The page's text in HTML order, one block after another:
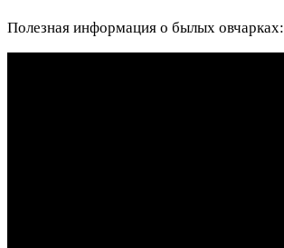
Полезная информация о былых овчарках: